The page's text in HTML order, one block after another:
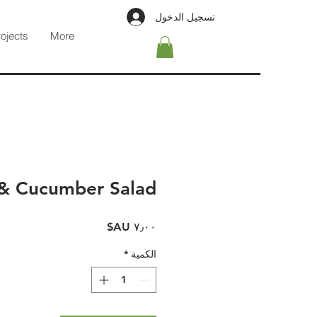
More
تسجيل الدخول
Cucumber Salad
السعر
الكمية *